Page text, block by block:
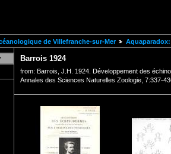
de Villefranche-sur-Mer
Barrois 1924
from: Barrois, J.H. 1924. Développement des
Annales des Sciences Naturelles Zoologie, 7:337-